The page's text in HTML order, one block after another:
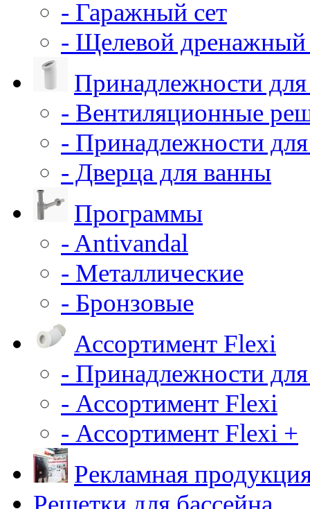
- Гаражный сет
- Щелевой дренажный
Принадлежности для
- Вентиляционные
- Принадлежности
- Дверца для ванны
Программы
- Antivandal
- Металлические
- Бронзовые
Ассортимент Flexi
- Принадлежности
- Ассортимент Flexi
- Ассортимент Flexi +
Рекламная